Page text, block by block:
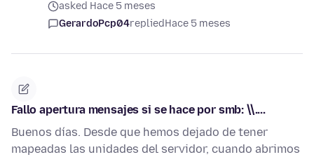
asked Hace 5 meses
GerardoPcp04repliedHace 5 meses
Fallo apertura mensajes si se hace por smb: \\....
Buenos días. Desde que hemos dejado de tener
mapeadas las unidades del servidor, cuando abrimos